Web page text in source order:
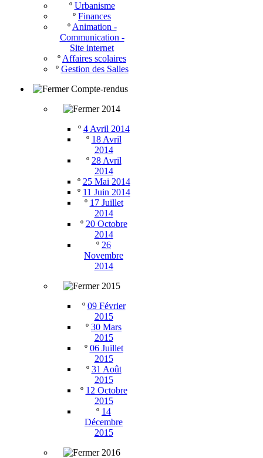
º Urbanisme
º Finances
º Animation -
Communication -
Site internet
º Affaires scolaires
º Gestion des Salles
Compte-rendus
2014
º 4 Avril 2014
º 18 Avril
2014
º 28 Avril
2014
º 25 Mai 2014
º 11 Juin 2014
º 17 Juillet
2014
º 20 Octobre
2014
º 26
Novembre
2014
2015
º 09 Février
2015
º 30 Mars
2015
º 06 Juillet
2015
º 31 Août
2015
º 12 Octobre
2015
º 14
Décembre
2015
2016